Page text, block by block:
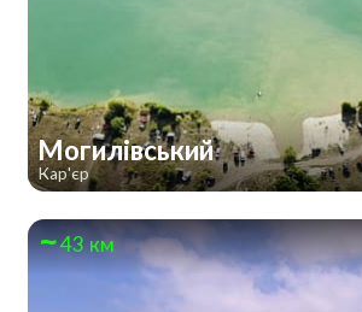
Могилівський
Кар'єр
43 км